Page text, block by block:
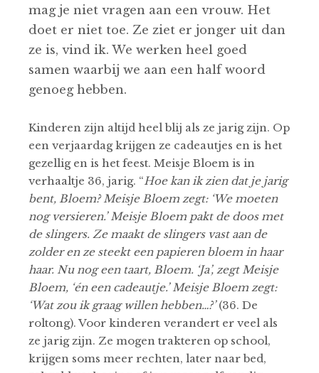
mag je niet vragen aan een vrouw. Het
doet er niet toe. Ze ziet er jonger uit dan
ze is, vind ik. We werken heel goed
samen waarbij we aan een half woord
genoeg hebben.
Kinderen zijn altijd heel blij als ze jarig zijn. Op
een verjaardag krijgen ze cadeautjes en is het
gezellig en is het feest. Meisje Bloem is in
verhaaltje 36, jarig. “Hoe kan ik zien dat je jarig
bent, Bloem? Meisje Bloem zegt: ‘We moeten
nog versieren.’ Meisje Bloem pakt de doos met
de slingers. Ze maakt de slingers vast aan de
zolder en ze steekt een papieren bloem in haar
haar. Nu nog een taart, Bloem. ‘Ja’, zegt Meisje
Bloem, ‘én een cadeautje.’ Meisje Bloem zegt:
‘Wat zou ik graag willen hebben…?’(36. De
roltong). Voor kinderen verandert er veel als
ze jarig zijn. Ze mogen trakteren op school,
krijgen soms meer rechten, later naar bed,